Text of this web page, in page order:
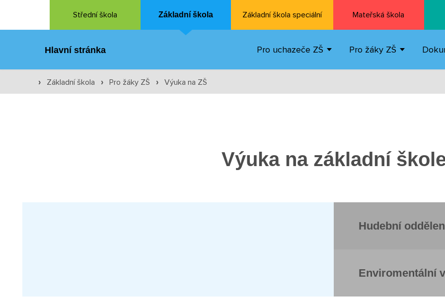
Střední škola Základní škola Základní škola speciální Mateřská škola
Hlavní stránka Pro uchazeče ZŠ Pro žáky ZŠ
› Základní škola › Pro žáky ZŠ › Výuka na ZŠ
Výuka na základní
Hudební
Enviromentální